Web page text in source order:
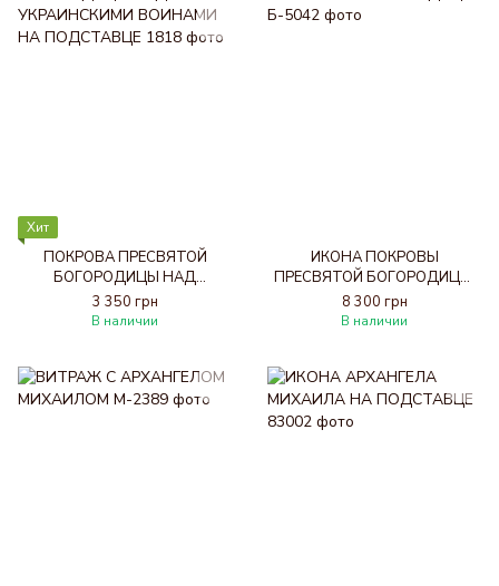
Хит
ПОКРОВА ПРЕСВЯТОЙ
БОГОРОДИЦЫ НАД
УКРАИНСКИМИ ВОИНАМИ НА
ПОДСТАВЦЕ, Орех, 31 x 38 см
3 350 грн
В наличии
ИКОНА ПОКРОВЫ
ПРЕСВЯТОЙ БОГОРОДИЦЫ,
Античный темный, 56 x 66 см
8 300 грн
В наличии